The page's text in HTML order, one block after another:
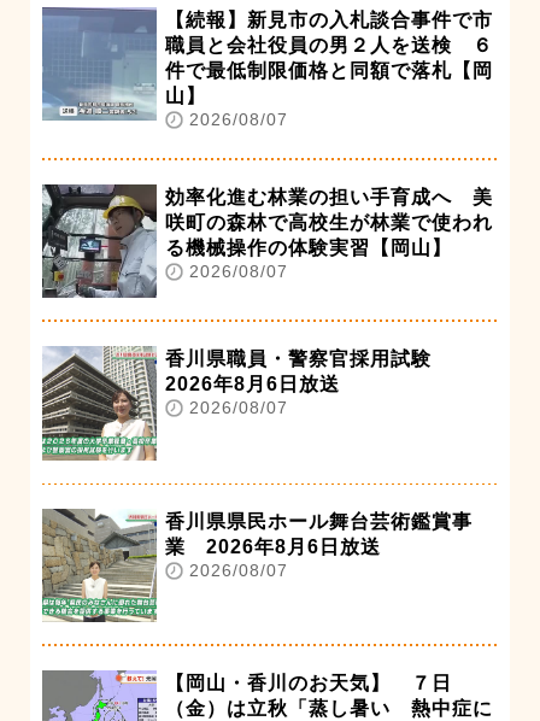
【続報】新見市の入札談合事件で市
職員と会社役員の男２人を送検 ６
件で最低制限価格と同額で落札【岡
山】
2026/08/07
効率化進む林業の担い手育成へ 美
咲町の森林で高校生が林業で使われ
る機械操作の体験実習【岡山】
2026/08/07
香川県職員・警察官採用試験
2026年8月6日放送
2026/08/07
香川県県民ホール舞台芸術鑑賞事
業 2026年8月6日放送
2026/08/07
【岡山・香川のお天気】 ７日
（金）は立秋「蒸し暑い 熱中症に